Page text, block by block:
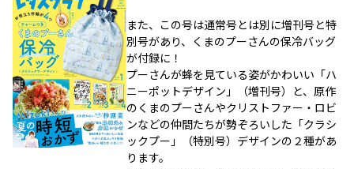
また、この号は通常号とは別に増刊号と特
別号があり、くまのプーさんの保冷バッグ
が付録に！
プーさんが蜂を見ている姿がかわいい「ハ
ニーポットデザイン」（増刊号）と、原作
のくまのプーさんやクリストファー・ロビ
ンなどの仲間たちが勢ぞろいした「クラシ
ックプー」（特別号）デザインの２種があ
ります。